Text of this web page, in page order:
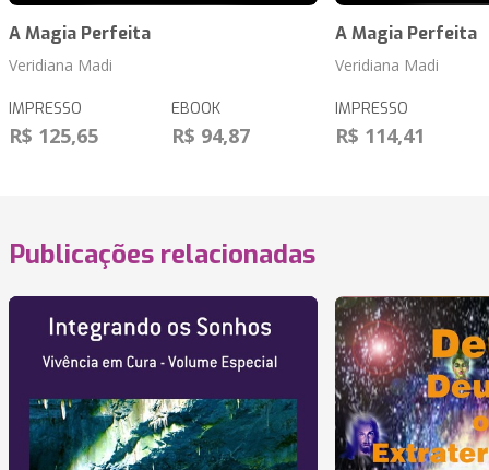
A Magia Perfeita
Veridiana Madi
IMPRESSO
R$ 125,65
EBOOK
R$ 94,87
A Magia Perfeita
Veridiana Madi
IMPRESSO
R$ 114,41
Publicações relacionadas